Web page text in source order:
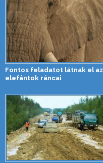
Fontos feladatot látnak el az
elefántok ráncai